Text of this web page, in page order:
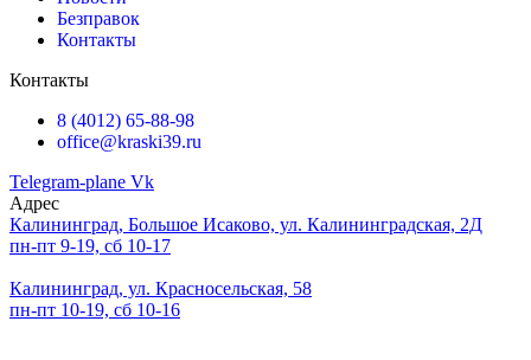
Безправок
Контакты
Контакты
8 (4012) 65-88-98
office@kraski39.ru
Telegram-plane Vk
Адрес
Калининград, Большое Исаково, ул. Калининградская, 2Д
пн-пт 9-19, сб 10-17
Калининград, ул. Красносельская, 58
пн-пт 10-19, сб 10-16